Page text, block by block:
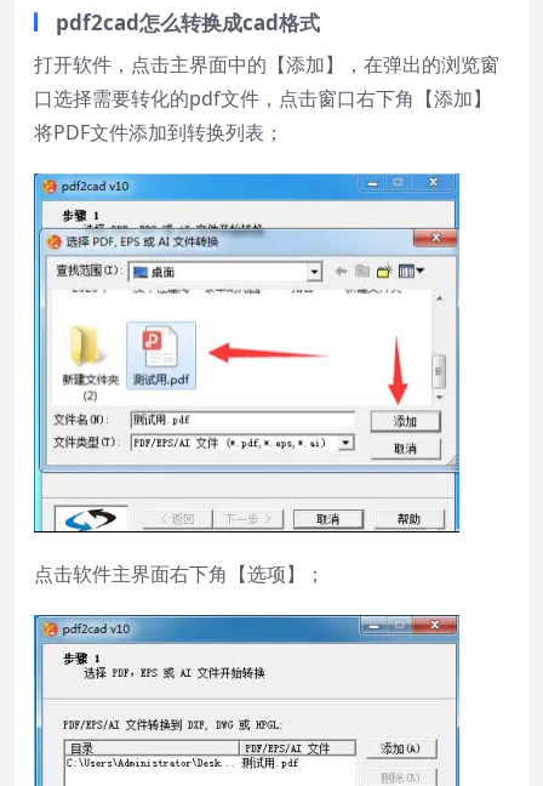
pdf2cad怎么转换成cad格式
打开软件，点击主界面中的【添加】，在弹出的浏览窗
口选择需要转化的pdf文件，点击窗口右下角【添加】
将PDF文件添加到转换列表；
点击软件主界面右下角【选项】；